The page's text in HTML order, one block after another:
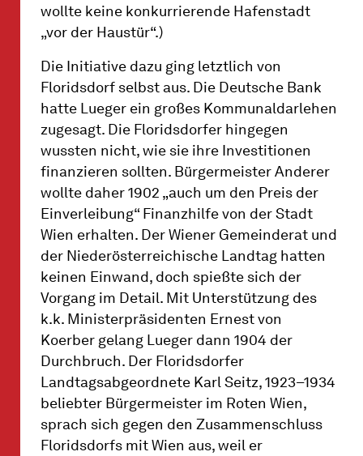
wollte keine konkurrierende Hafenstadt
„vor der Haustür“.)
Die Initiative dazu ging letztlich von
Floridsdorf selbst aus. Die Deutsche Bank
hatte Lueger ein großes Kommunaldarlehen
zugesagt. Die Floridsdorfer hingegen
wussten nicht, wie sie ihre Investitionen
finanzieren sollten. Bürgermeister Anderer
wollte daher 1902 „auch um den Preis der
Einverleibung“ Finanzhilfe von der Stadt
Wien erhalten. Der Wiener Gemeinderat und
der Niederösterreichische Landtag hatten
keinen Einwand, doch spießte sich der
Vorgang im Detail. Mit Unterstützung des
k.k. Ministerpräsidenten Ernest von
Koerber gelang Lueger dann 1904 der
Durchbruch. Der Floridsdorfer
Landtagsabgeordnete Karl Seitz, 1923–1934
beliebter Bürgermeister im Roten Wien,
sprach sich gegen den Zusammenschluss
Floridsdorfs mit Wien aus, weil er